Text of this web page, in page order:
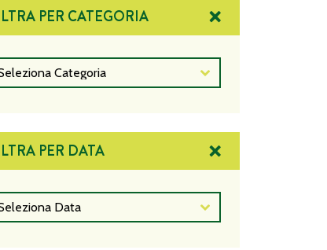
avvisi
ANTINCENDIO E DI VIGILANZA
PER CATEGORIA
Categoria
PER DATA
Data